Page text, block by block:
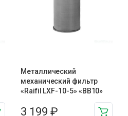
Металлический
механический фильтр
«Raifil LXF-10-5» «BB10»
3 199 ₽